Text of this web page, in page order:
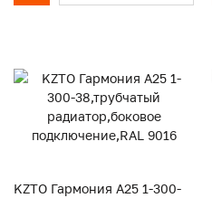
KZTO Гармония А25 1-300-